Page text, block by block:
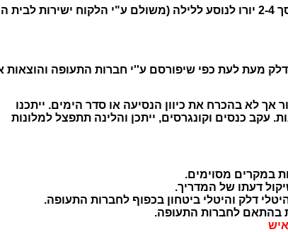
2-4 יורו לנוסע ללילה
(משולם ע"י הלקוח ישירות לבית
דלק מעת לעת כפי שיפורסם ע''י חברות התעופה והוצאות
לא בהכרח את כיוון הנסיעה או סדר הימים. ייתכנו
עקב כנסים וקונגרסים, ייתכן והלינה תתפצל למלונות
במקרים מסוימים.
דעתו של המדריך.
דלק והיטלי ביטחון בכפוף לחברות התעופה.
בהתאם לחברות התעופה.
איש